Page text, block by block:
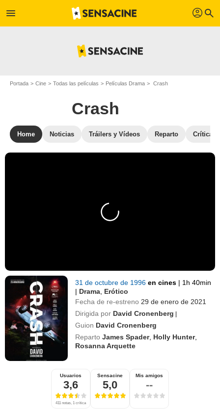
menu profil search
Portada Cine Todas las películas Películas Drama Crash
Crash
Home Noticias Tráilers y Vídeos Reparto Críticas
31 de octubre de 1996en cines | 1h 40min
| Drama Erótico
Fecha de re-estreno 29 de enero de 2021
Dirigida por David Cronenberg |
Guion David Cronenberg
Reparto James Spader, Holly Hunter,
Rosanna Arquette
Usuarios
3,6
411 notas, 1 crítica
Sensacine
5,0
Mis amigos
--